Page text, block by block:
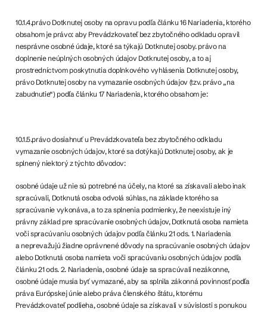
10.1.4.právo Dotknutej osoby na opravu podľa článku 16 Nariadenia, ktorého
obsahom je právo: aby Prevádzkovateľ bez zbytočného odkladu opravil
nesprávne osobné údaje, ktoré sa týkajú Dotknutej osoby. právo na
doplnenie neúplných osobných údajov Dotknutej osoby, a to aj
prostredníctvom poskytnutia doplnkového vyhlásenia Dotknutej osoby,
právo Dotknutej osoby na vymazanie osobných údajov (tzv. právo „na
zabudnutie“) podľa článku 17 Nariadenia, ktorého obsahom je:
10.1.5.právo dosiahnuť u Prevádzkovateľa bez zbytočného odkladu
vymazanie osobných údajov, ktoré sa dotýkajú Dotknutej osoby, ak je
splnený niektorý z týchto dôvodov:
osobné údaje už nie sú potrebné na účely, na ktoré sa získavali alebo inak
spracúvali, Dotknutá osoba odvolá súhlas, na základe ktorého sa
spracúvanie vykonáva, a to za splnenia podmienky, že neexistuje iný
právny základ pre spracúvanie osobných údajov, Dotknutá osoba namieta
voči spracúvaniu osobných údajov podľa článku 21 ods. 1. Nariadenia
a neprevažujú žiadne oprávnené dôvody na spracúvanie osobných údajov
alebo Dotknutá osoba namieta voči spracúvaniu osobných údajov podľa
článku 21 ods. 2. Nariadenia, osobné údaje sa spracúvali nezákonne,
osobné údaje musia byť vymazané, aby sa splnila zákonná povinnosť podľa
práva Európskej únie alebo práva členského štátu, ktorému
Prevádzkovateľ podlieha, osobné údaje sa získavali v súvislosti s ponukou